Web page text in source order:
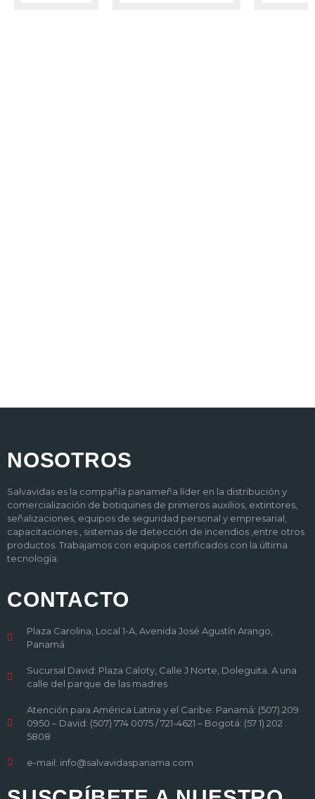
NOSOTROS
Salvavidas es la compañía panameña líder en la distribución y
comercialización de botiquines de primeros auxilios, extintores,
señalizaciones, equipos de seguridad personal y empresarial,
capacitaciones , sistemas de detección de incendios ,entre otros
productos. Trabajamos con equipos certificados con la última
tecnología.
CONTACTO
Plaza Carolina, Local 1-A, Avenida José Agustín Arango,
Panamá
Sucursal David: Plaza Caloty, Calle J Norte, Doleguita. A una
calle del parque de las madres
Atención para América Latina y el Caribe: Panamá: (507) 209
0950 – David: (507) 774 0075 / 721-4621 – Bogotá: (57 1) 202
5808
e-mail: info@salvavidaspanama.com